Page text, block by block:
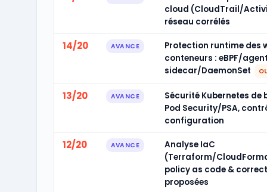
cloud (CloudTrail/
réseau corrélés
14/20 AVANCE
Protection runtime des
conteneurs : eBPF/
sidecar/DaemonSet
13/20 AVANCE
Sécurité Kubernetes de
Pod Security/PSA,
configuration
12/20 AVANCE
Analyse IaC
(Terraform/
policy as code &
proposées